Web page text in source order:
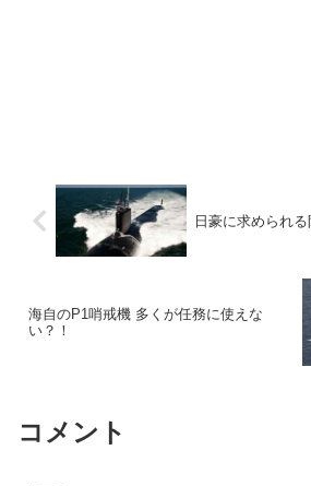
日豪に求められ
海自のP1哨戒機 多くが任務に使えな
い？！
コメント